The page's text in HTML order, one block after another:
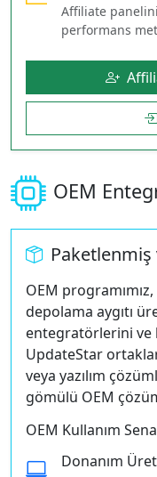
Affiliate
performans
OEM
OEM
depolama aygıtı
entegratörlerini ve
UpdateStar
veya yazılım
gömülü OEM
OEM Kullanım
Donanım